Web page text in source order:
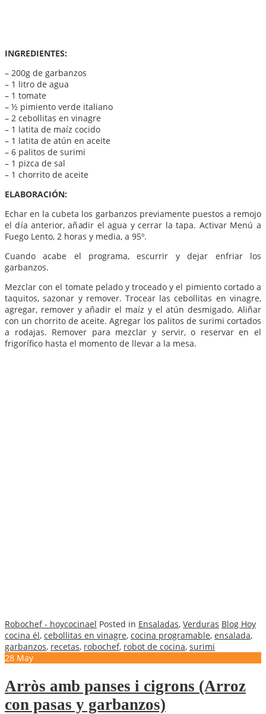
INGREDIENTES:
– 200g de garbanzos
– 1 litro de agua
– 1 tomate
– ½ pimiento verde italiano
– 2 cebollitas en vinagre
– 1 latita de maíz cocido
– 1 latita de atún en aceite
– 6 palitos de surimi
– 1 pizca de sal
– 1 chorrito de aceite
ELABORACIÓN:
Echar en la cubeta los garbanzos previamente puestos a remojo
el día anterior, añadir el agua y cerrar la tapa. Activar Menú a
Fuego Lento, 2 horas y media, a 95º.
Cuando acabe el programa, escurrir y dejar enfriar los
garbanzos.
Mezclar con el tomate pelado y troceado y el pimiento cortado a
taquitos, sazonar y remover. Trocear las cebollitas en vinagre,
agregar, remover y añadir el maíz y el atún desmigado. Aliñar
con un chorrito de aceite. Agregar los palitos de surimi cortados
a rodajas. Remover para mezclar y servir, o reservar en el
frigorífico hasta el momento de llevar a la mesa.
Robochef - hoycocinael Posted in Ensaladas, Verduras Blog Hoy
cocina él, cebollitas en vinagre, cocina programable, ensalada,
garbanzos, recetas, robochef, robot de cocina, surimi
28 May
Arròs amb panses i cigrons (Arroz
con pasas y garbanzos)